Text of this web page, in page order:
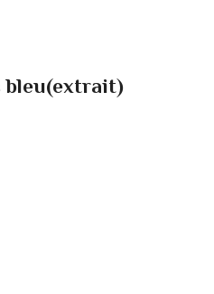
bleu(extrait)